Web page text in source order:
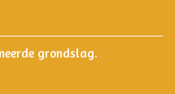
grondslag.